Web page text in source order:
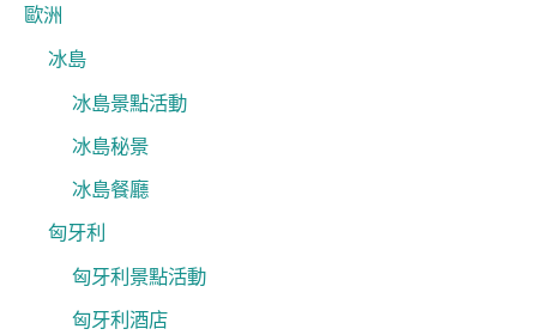
歐洲
冰島
冰島景點活動
冰島秘景
冰島餐廳
匈牙利
匈牙利景點活動
匈牙利酒店